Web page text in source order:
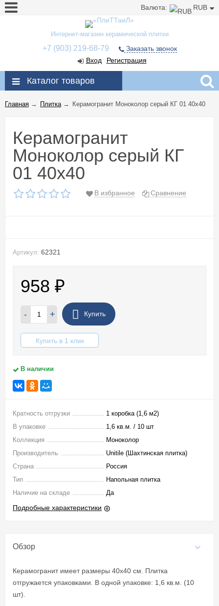
Валюта: RUB
Интернет-магазин керамической плитки
+7 (903) 219-68-79
Заказать звонок
Вход
Регистрация
Каталог товаров
Главная → Плитка→ Керамогранит Моноколор серый КГ 01 40x40
Керамогранит
Моноколор серый КГ
01 40x40
В избранное Сравнение
Артикул: 62321
958 ₽
- + Купить
Купить в 1 клик
В наличии
Кратность отгрузки
1 коробка (1,6 м2)
В упаковке
1,6 кв.м. / 10 шт
Коллекция
Моноколор
Производитель
Unitile (Шахтинская плитка)
Страна
Россия
Тип
Напольная плитка
Наличие на складе
Да
Подробные характеристики
Обзор
Керамогранит имеет размеры 40x40 см. Плитка
отгружается упаковками. В одной упаковке: 1,6 кв.м. (10
шт).